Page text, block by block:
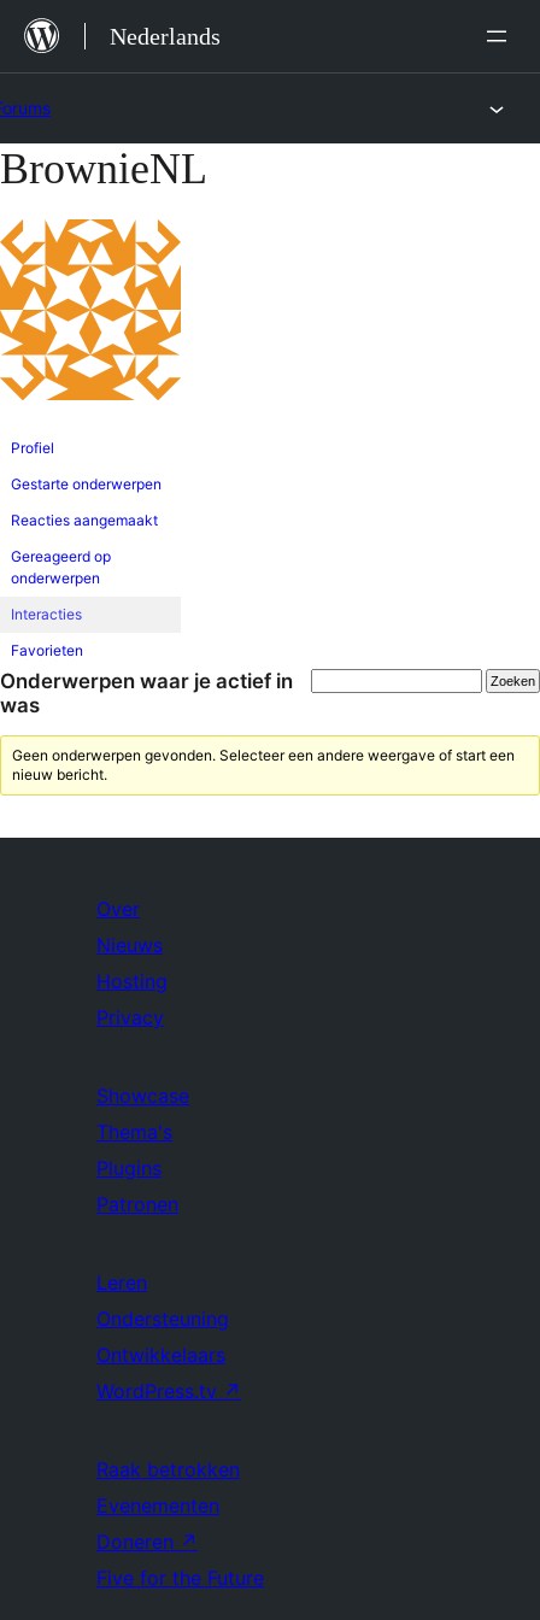
naar
Nederlands
Ga
de
inhoud
BrownieNL
Profiel
Gestarte onderwerpen
Reacties aangemaakt
Gereageerd op
onderwerpen
Interacties
Favorieten
Onderwerpen waar je actief in
was
Geen onderwerpen gevonden. Selecteer een andere weergave of start een
nieuw bericht.
Over
Nieuws
Hosting
Privacy
Showcase
Thema's
Plugins
Patronen
Leren
Ondersteuning
Ontwikkelaars
WordPress.tv ↗
Raak betrokken
Evenementen
Doneren ↗
Five for the Future